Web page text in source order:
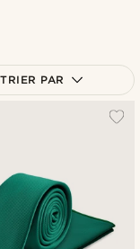
TRIER PAR